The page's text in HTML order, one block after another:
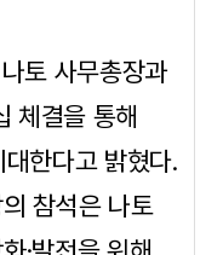
토 사무총장과
체결을 통해
한다고 밝혔다.
참석은 나토